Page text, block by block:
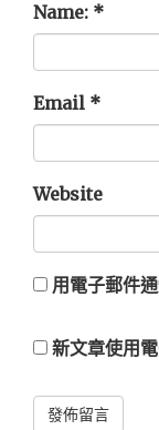
Name: *
Email *
Website
用電子郵件
新文章使用